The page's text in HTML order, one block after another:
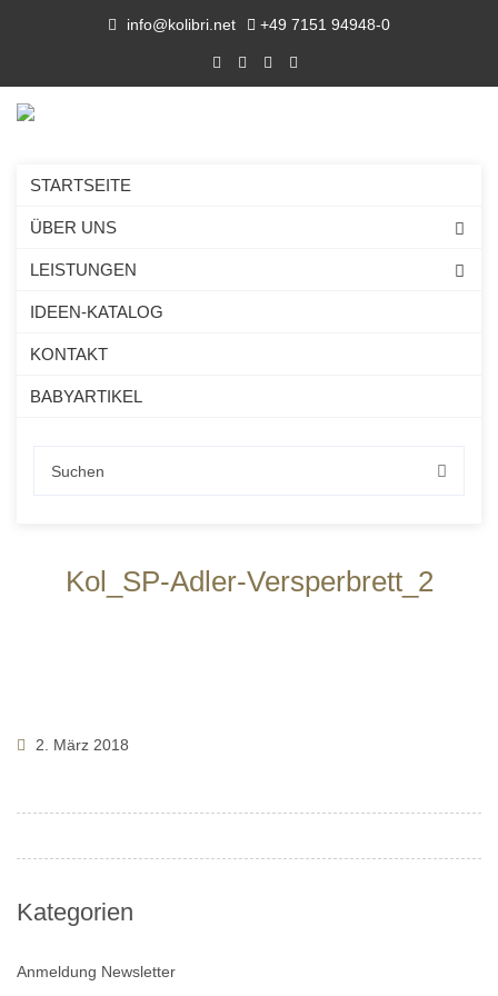
info@kolibri.net +49 7151 94948-0
STARTSEITE
ÜBER UNS
LEISTUNGEN
IDEEN-KATALOG
KONTAKT
BABYARTIKEL
Kol_SP-Adler-Versperbrett_2
2. März 2018
Kategorien
Anmeldung Newsletter